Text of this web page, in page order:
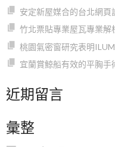
安定新屋媒合的台北網
竹北票貼專業屋瓦專業解
桃園氣密窗研究表明
宜蘭賞鯨船有效的平胸
近期留言
彙整